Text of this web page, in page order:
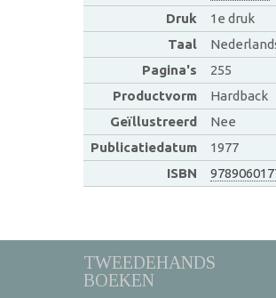
Druk
1e druk
Taal
Pagina's
255
Productvorm
Hardback
Geïllustreerd
Nee
Publicatiedatum
1977
ISBN
TWEEDEHANDS
BOEKEN